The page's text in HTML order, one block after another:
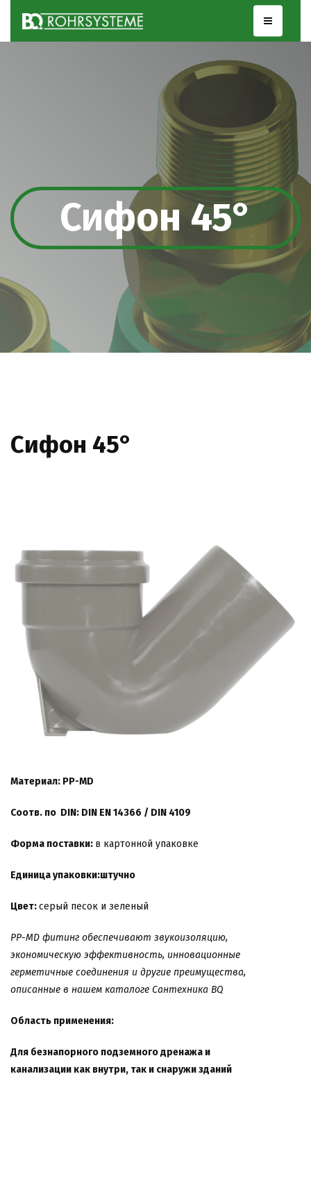
Сифон 45°
Сифон 45°
Материал: PP-MD
Соотв. по DIN: DIN EN 14366 / DIN 4109
Форма поставки: в картонной упаковке
Единица упаковки:штучно
Цвет:серый песок и зеленый
PP-MD фитинг обеспечивают звукоизоляцию,
экономическую эффективность, инновационные
герметичные соединения и другие преимущества,
описанные в нашем каталоге Сантехника BQ
Область применения:
Для безнапорного подземного дренажа и
канализации как внутри, так и снаружи зданий